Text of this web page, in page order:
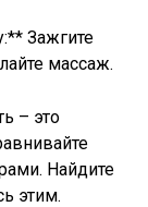
Зажгите
массаж.
– это
Найдите
этим.